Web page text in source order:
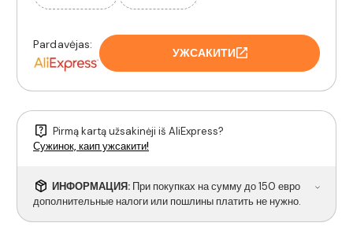
Pardavėjas:
УЖСАКИТИ
Pirmą kartą užsakinėji iš AliExpress?
Сужинок, каип ужсакити!
ИНФОРМАЦИЯ: При покупках на сумму до 150 евро
дополнительные налоги или пошлины платить не нужно.